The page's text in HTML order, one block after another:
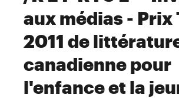
aux médias - Prix
2011 de
canadienne pour
l'enfance et la